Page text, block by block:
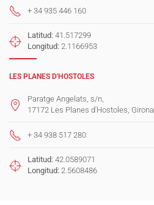
+ 34 935 446 160
Latitud: 41.517299
Longitud: 2.1166953
LES PLANES D'HOSTOLES
Paratge Angelats, s/n,
17172 Les Planes d'Hostoles, Girona
+ 34 938 517 280
Latitud: 42.0589071
Longitud: 2.5608486